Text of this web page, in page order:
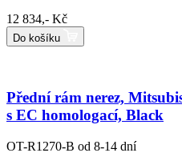
12 834,- Kč
Do košíku
Přední rám nerez,
s EC homologací, Black
OT-R1270-B od 8-14 dní